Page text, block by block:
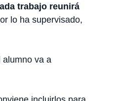
trabajo reunirá
lo ha supervisado,
alumno va a